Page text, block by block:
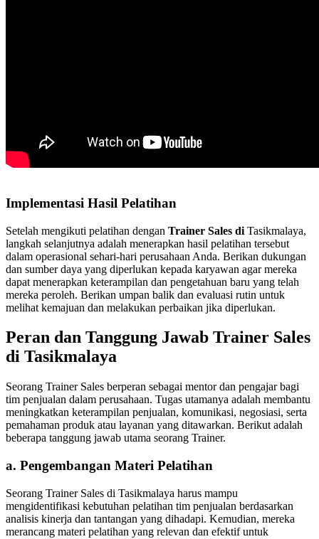
Implementasi Hasil Pelatihan
Setelah mengikuti pelatihan dengan Trainer Sales di Tasikmalaya,
langkah selanjutnya adalah menerapkan hasil pelatihan tersebut
dalam operasional sehari-hari perusahaan Anda. Berikan dukungan
dan sumber daya yang diperlukan kepada karyawan agar mereka
dapat menerapkan keterampilan dan pengetahuan baru yang telah
mereka peroleh. Berikan umpan balik dan evaluasi rutin untuk
melihat kemajuan dan melakukan perbaikan jika diperlukan.
Peran dan Tanggung Jawab Trainer Sales
di Tasikmalaya
Seorang Trainer Sales berperan sebagai mentor dan pengajar bagi
tim penjualan dalam perusahaan. Tugas utamanya adalah membantu
meningkatkan keterampilan penjualan, komunikasi, negosiasi, serta
pemahaman produk atau layanan yang ditawarkan. Berikut adalah
beberapa tanggung jawab utama seorang Trainer.
a. Pengembangan Materi Pelatihan
Seorang Trainer Sales di Tasikmalaya harus mampu
mengidentifikasi kebutuhan pelatihan tim penjualan berdasarkan
analisis kinerja dan tantangan yang dihadapi. Kemudian, mereka
merancang materi pelatihan yang relevan dan efektif untuk